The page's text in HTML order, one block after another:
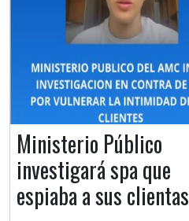
Ministerio Público
investigará spa que
espiaba a sus clientas